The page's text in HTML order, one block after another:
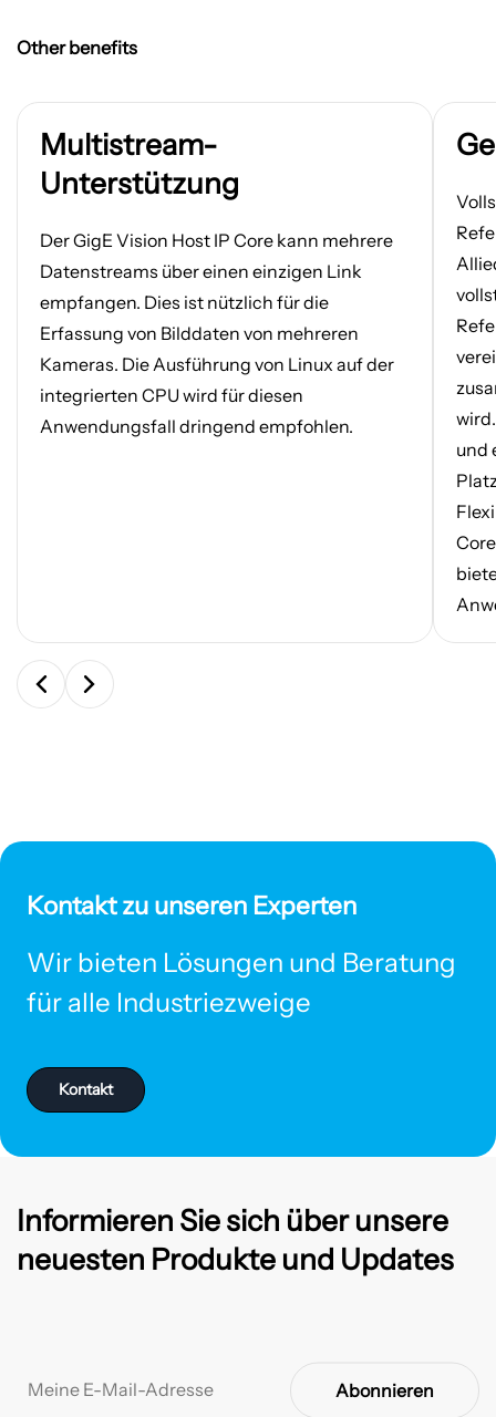
Other benefits
Multistream-
Unterstützung
Der GigE Vision Host IP Core kann mehrere
Datenstreams über einen einzigen Link
empfangen. Dies ist nützlich für die
Erfassung von Bilddaten von mehreren
Kameras. Die Ausführung von Linux auf der
integrierten CPU wird für diesen
Anwendungsfall dringend empfohlen.
und
Kontakt zu unseren Experten
Wir bieten Lösungen und Beratung
für alle Industriezweige
Kontakt
Informieren Sie sich über unsere
neuesten Produkte und Updates
Abonnieren